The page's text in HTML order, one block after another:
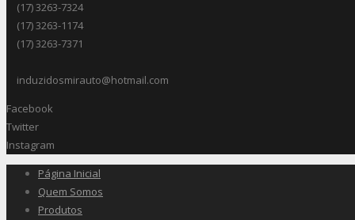
(17) 3263-7324
(17) 3263-1174
(17) 3263-7371
induzidosmirauto@hotmail.com
Facebook
Twitter
Instagram
Página Inicial
Quem Somos
Produtos